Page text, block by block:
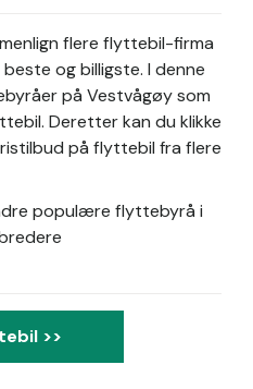
flere flyttebil-firma
og billigste. I denne
på Vestvågøy som
Deretter kan du klikke
på flyttebil fra flere
populære flyttebyrå i
>>